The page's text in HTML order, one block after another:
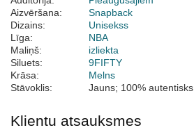
Aizvēršana:
Snapback
Dizains:
Unisekss
Līga:
NBA
Maliņš:
izliekta
Siluets:
9FIFTY
Krāsa:
Melns
Stāvoklis:
Jauns; 100% autentisks
Klientu atsauksmes